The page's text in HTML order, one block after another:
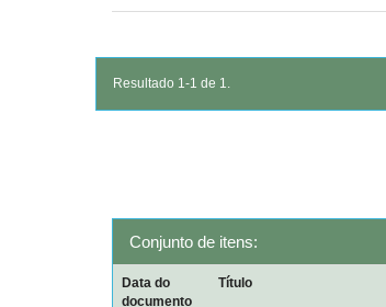
Resultado 1-1 de 1.
Conjunto de itens:
Data do
documento
Título